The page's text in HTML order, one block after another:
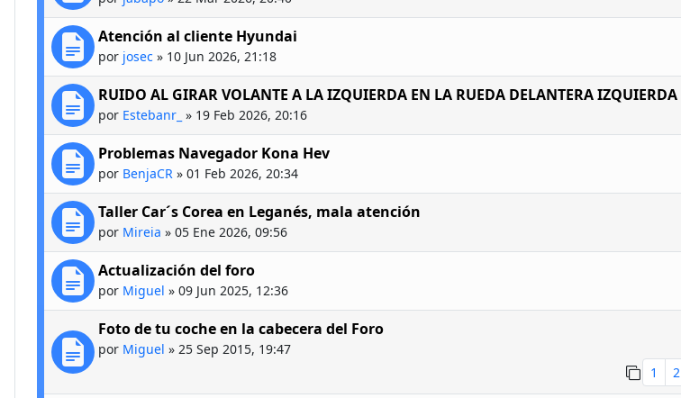
Atención al cliente Hyundai
por josec » 10 Jun 2026, 21:18
RUIDO AL GIRAR VOLANTE A LA IZQUIERDA EN LA RUEDA DELANTERA IZQUIERDA
por Estebanr_ » 19 Feb 2026, 20:16
Problemas Navegador Kona Hev
por BenjaCR » 01 Feb 2026, 20:34
Taller Car´s Corea en Leganés, mala atención
por Mireia » 05 Ene 2026, 09:56
Actualización del foro
por Miguel » 09 Jun 2025, 12:36
Foto de tu coche en la cabecera del Foro
por Miguel » 25 Sep 2015, 19:47
1
2